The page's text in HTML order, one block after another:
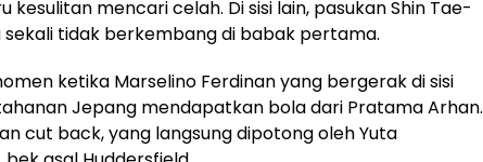
kesulitan mencari celah. Di sisi lain, pasukan Shin Tae-
sekali tidak berkembang di babak pertama.
ketika Marselino Ferdinan yang bergerak di sisi
Jepang mendapatkan bola dari Pratama Arhan.
cut back, yang langsung dipotong oleh Yuta